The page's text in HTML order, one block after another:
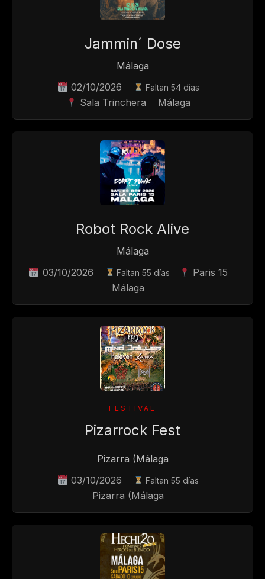
Jammin´ Dose
Málaga
02/10/2026
Faltan 54 días
Sala Trinchera Málaga
Robot Rock Alive
Málaga
03/10/2026
Faltan 55 días
Paris 15
Málaga
Pizarrock Fest
Pizarra (Málaga
03/10/2026
Faltan 55 días
Pizarra (Málaga